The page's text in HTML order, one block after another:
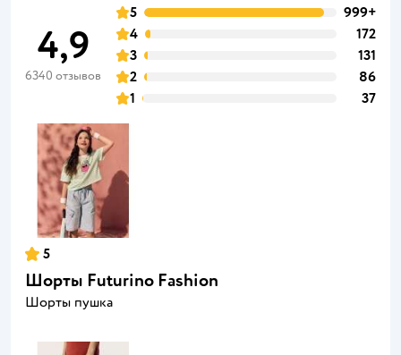
4,9
6340 отзывов
5
999+
4
172
3
131
2
86
1
37
5
Шорты Futurino Fashion
Шорты пушка